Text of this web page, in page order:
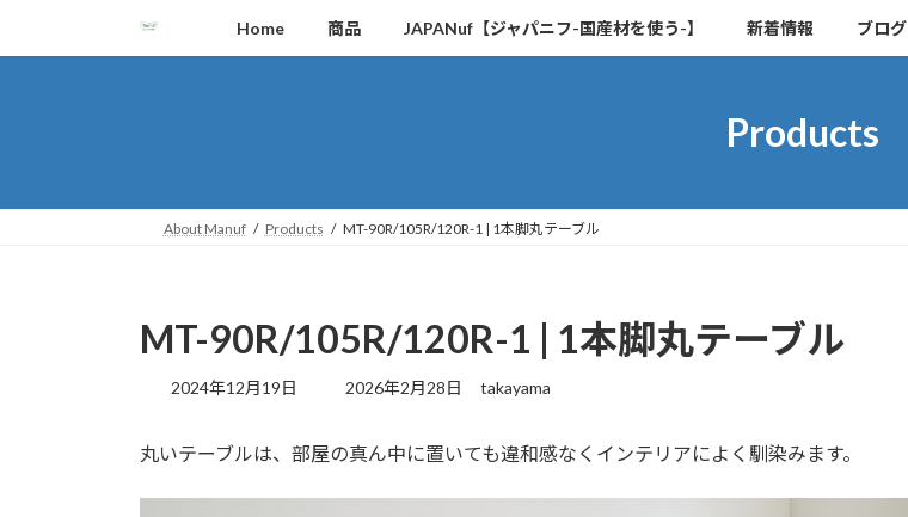
キ
に
Home 商品 JAPANuf【ジャパニフ-国産材を使う-】 新着情報 ブログ
Products
About Manuf Products MT-90R/105R/120R-1 | 1本脚丸テーブル
MT-90R/105R/120R-1 | 1本脚丸テーブル
2024年12月19日
最
新
2026年2月28日 takayama
丸いテーブルは、部屋の真ん中に置いても違和感なくインテリアによく馴染みます。